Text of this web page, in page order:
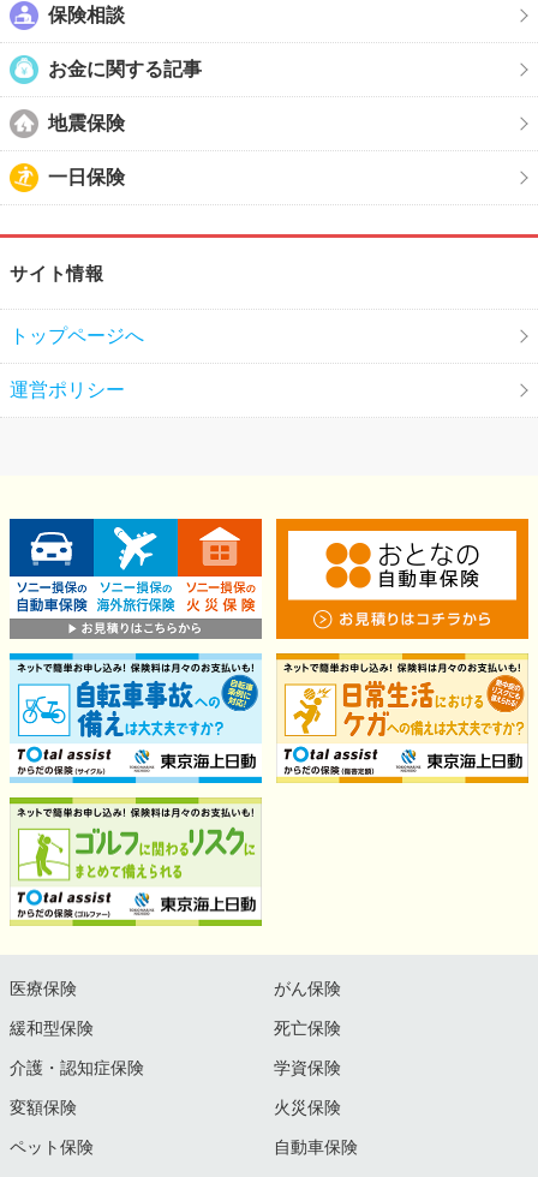
保険相談
お金に関する記事
地震保険
一日保険
サイト情報
トップページへ
運営ポリシー
医療保険 がん保険
緩和型保険 死亡保険
介護・認知症保険 学資保険
変額保険 火災保険
ペット保険 自動車保険